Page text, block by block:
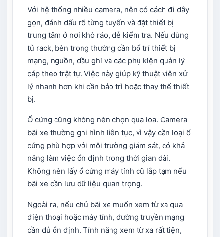
Với hệ thống nhiều camera, nên có cách đi dây
gọn, đánh dấu rõ từng tuyến và đặt thiết bị
trung tâm ở nơi khô ráo, dễ kiểm tra. Nếu dùng
tủ rack, bên trong thường cần bố trí thiết bị
mạng, nguồn, đầu ghi và các phụ kiện quản lý
cáp theo trật tự. Việc này giúp kỹ thuật viên xử
lý nhanh hơn khi cần bảo trì hoặc thay thế thiết
bị.
Ổ cứng cũng không nên chọn qua loa. Camera
bãi xe thường ghi hình liên tục, vì vậy cần loại ổ
cứng phù hợp với môi trường giám sát, có khả
năng làm việc ổn định trong thời gian dài.
Không nên lấy ổ cứng máy tính cũ lắp tạm nếu
bãi xe cần lưu dữ liệu quan trọng.
Ngoài ra, nếu chủ bãi xe muốn xem từ xa qua
điện thoại hoặc máy tính, đường truyền mạng
cần đủ ổn định. Tính năng xem từ xa rất tiện,